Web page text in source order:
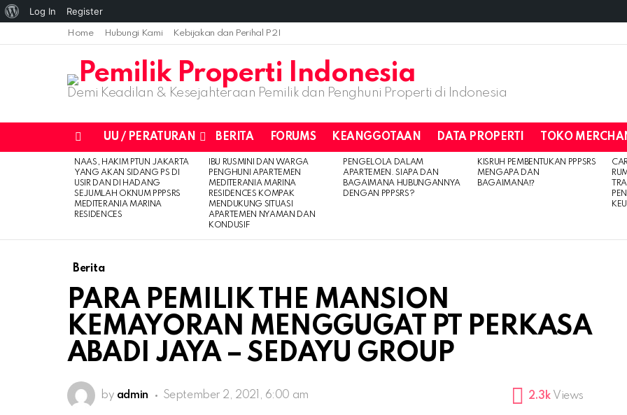
Home Hubungi Kami Kebijakan dan Perihal P2I
Demi Keadilan & Kesejahteraan Pemilik dan Penghuni Properti di Indonesia
UU / PERATURAN BERITA FORUMS KEANGGOTAAN DATA PROPERTI TOKO
LATEST
STORIES
NAAS, HAKIM PTUN JAKARTA
YANG AKAN SIDANG PS DI
USIR DAN DI HADANG
SEJUMLAH OKNUM PPPSRS
MEDITERANIA MARINA
RESIDENCES
IBU RUSMINI DAN WARGA
PENGHUNI APARTEMEN
MEDITERANIA MARINA
RESIDENCES KOMPAK
MENDUKUNG SITUASI
APARTEMEN NYAMAN DAN
KONDUSIF
PENGELOLA DALAM
APARTEMEN. SIAPA DAN
BAGAIMANA HUBUNGANNYA
DENGAN PPPSRS?
KISRUH PEMBENTUKAN PPPSRS
MENGAPA DAN
BAGAIMANA⁉️
Berita
PARA PEMILIK THE MANSION
KEMAYORAN MENGGUGAT PT PERKASA
ABADI JAYA – SEDAYU GROUP
by admin September 2, 2021, 6:00 am 2.3k Views
Log In Register